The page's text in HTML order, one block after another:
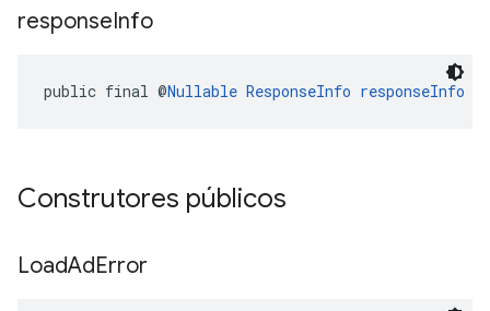
responseInfo
public final @Nullable ResponseInfo responseInfo
Construtores públicos
LoadAdError